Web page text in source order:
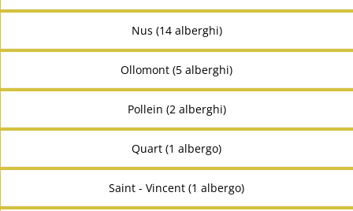
Nus (14 alberghi)
Ollomont (5 alberghi)
Pollein (2 alberghi)
Quart (1 albergo)
Saint - Vincent (1 albergo)